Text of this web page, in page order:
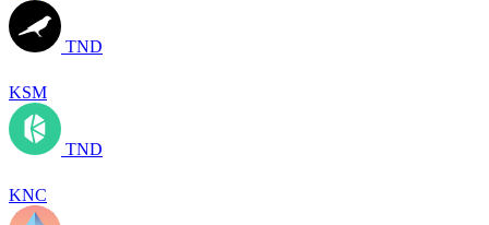
TND
KSM
TND
KNC